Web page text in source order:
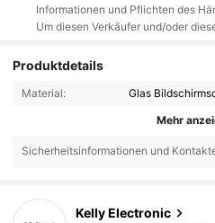
Informationen und Pflichten des
Um diesen Verkäufer und/oder
Produktdetails
Material: Glas
Mehr
Sicherheitsinformationen und
Kelly Electronic
5,00
7 Follower